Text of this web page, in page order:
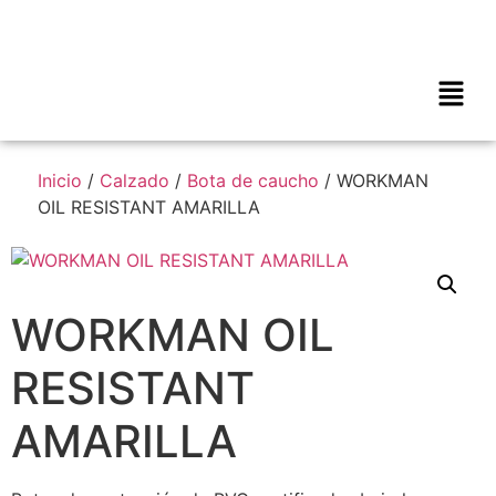
Inicio / Calzado / Bota de caucho / WORKMAN
OIL RESISTANT AMARILLA
WORKMAN OIL
RESISTANT
AMARILLA